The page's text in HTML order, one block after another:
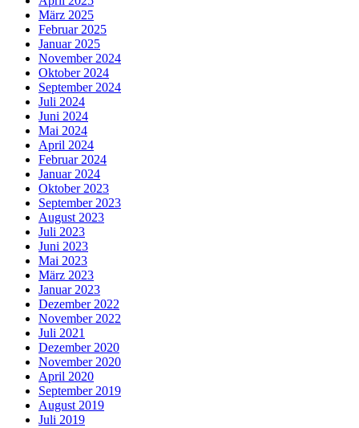
März 2025
Februar 2025
Januar 2025
November 2024
Oktober 2024
September 2024
Juli 2024
Juni 2024
Mai 2024
April 2024
Februar 2024
Januar 2024
Oktober 2023
September 2023
August 2023
Juli 2023
Juni 2023
Mai 2023
März 2023
Januar 2023
Dezember 2022
November 2022
Juli 2021
Dezember 2020
November 2020
April 2020
September 2019
August 2019
Juli 2019